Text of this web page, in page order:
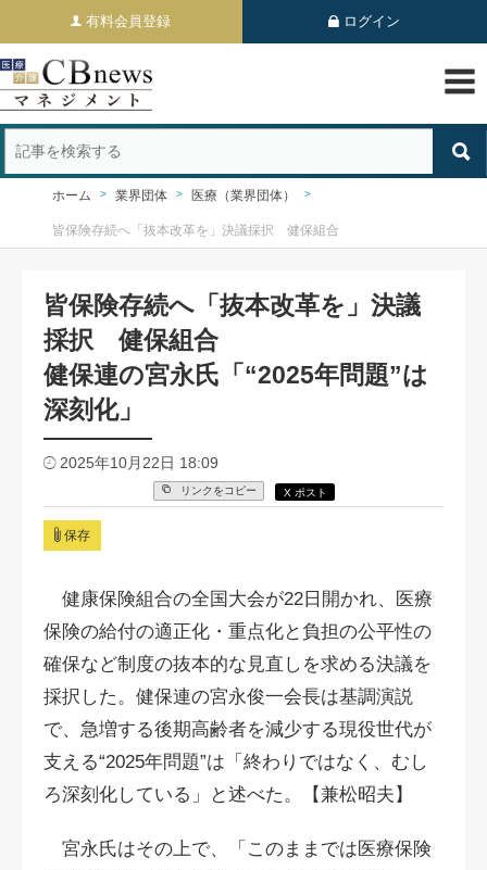
有料会員登録 ログイン
ホーム 業界団体 医療（業界団体）
皆保険存続へ「抜本改革を」決議採択 健保組合
皆保険存続へ「抜本改革を」決議
採択 健保組合
健保連の宮永氏「“2025年問題”は
深刻化」
2025年10月22日 18:09
リンクをコピー X ポスト
保存
健康保険組合の全国大会が22日開かれ、医療
保険の給付の適正化・重点化と負担の公平性の
確保など制度の抜本的な見直しを求める決議を
採択した。健保連の宮永俊一会長は基調演説
で、急増する後期高齢者を減少する現役世代が
支える“2025年問題”は「終わりではなく、むし
ろ深刻化している」と述べた。【兼松昭夫】
宮永氏はその上で、「このままでは医療保険